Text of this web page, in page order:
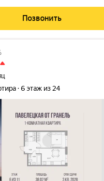
«окна в окна». Благодаря
естественным
Позвонить
6 этаж из 24